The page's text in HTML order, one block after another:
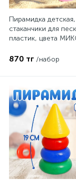
Пирамидка детская,
стаканчики для
пластик, цвета
870 тг /набор